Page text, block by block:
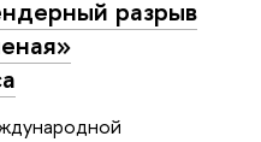
разрыв